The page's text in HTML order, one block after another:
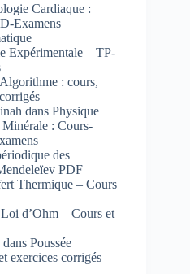
Cardiaque :
Examens
Expérimentale – TP-
Algorithme : cours,
dans Physique
: Cours-
des
PDF
Thermique – Cours
Loi d’Ohm – Cours et
dans Poussée
exercices corrigés